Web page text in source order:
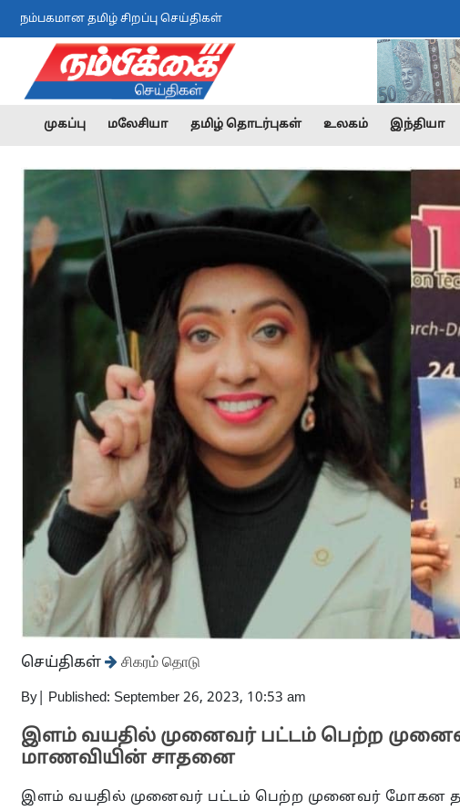
நம்பகமான தமிழ் சிறப்பு செய்திகள்
முகப்பு மலேசியா தமிழ் தொடர்புகள் உலகம் இந்தியா
செய்திகள் சிகரம் தொடு
By Published: September 26, 2023, 10:53 am
இளம் வயதில் முனைவர் பட்டம் பெற்ற
மாணவியின் சாதனை
இளம் வயதில் முனைவர் பட்டம் பெற்ற முனைவர் மோகன